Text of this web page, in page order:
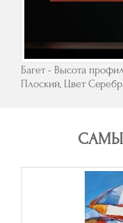
Багет - Высота
Плоский, Цвет